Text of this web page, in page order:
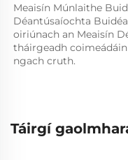
Meaisín Múnlaithe
Déantúsaíochta
oiriúnach an Meaisín
tháirgeadh
ngach cruth.
Táirgí